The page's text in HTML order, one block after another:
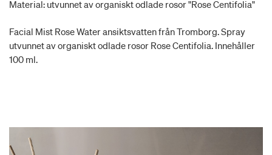
Material: utvunnet av organiskt odlade rosor "Rose Centifolia"
Facial Mist Rose Water ansiktsvatten från Tromborg. Spray
utvunnet av organiskt odlade rosor Rose Centifolia. Innehåller
100 ml.